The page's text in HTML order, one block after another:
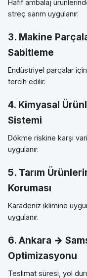
Hafif ambalaj
streç sarım uygulanır.
3. Makine
Sabitleme
Endüstriyel parçalar
tercih edilir.
4. Kimyasal
Sistemi
Dökme riskine karşı
uygulanır.
5. Tarım
Koruması
Karadeniz iklimine
uygulanır.
6. Ankara →
Optimizasyonu
Teslimat süresi, yol